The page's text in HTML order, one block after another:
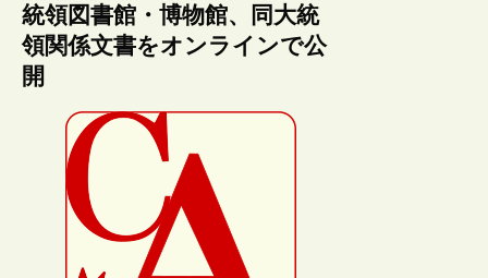
統領図書館・博物館、同大統
領関係文書をオンラインで公
開